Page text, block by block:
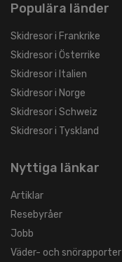
Populära länder
Skidresor i Frankrike
Skidresor i Österrike
Skidresor i Italien
Skidresor i Norge
Skidresor i Schweiz
Skidresor i Tyskland
Nyttiga länkar
Artiklar
Resebyråer
Jobb
Väder- och snörapporter